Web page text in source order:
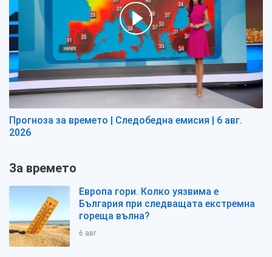
Прогноза за времето | Следобедна емисия | 6 авг.
2026
За времето
Европа гори. Колко уязвима е
България при следващата екстремна
гореща вълна?
6 авг